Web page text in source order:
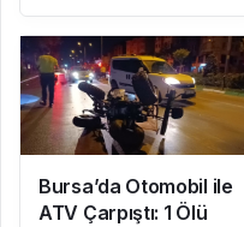
Ziyaret Etti
Bursa’da Otomobil ile
ATV Çarpıştı: 1 Ölü